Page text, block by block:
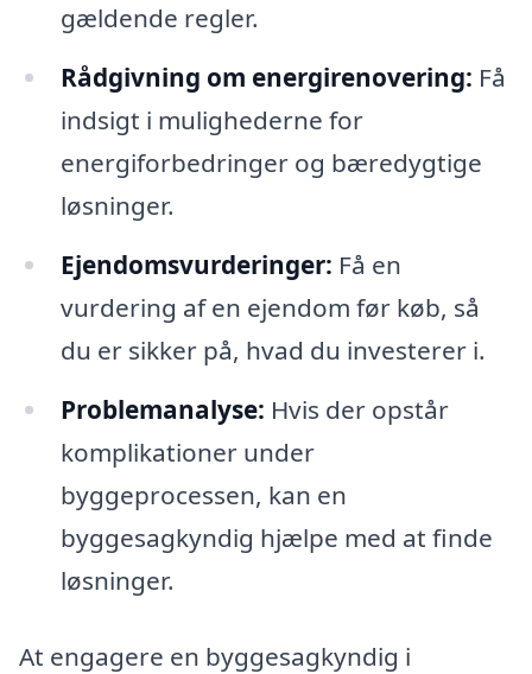
gældende regler.
Rådgivning om energirenovering: Få
indsigt i mulighederne for
energiforbedringer og bæredygtige
løsninger.
Ejendomsvurderinger: Få en
vurdering af en ejendom før køb, så
du er sikker på, hvad du investerer i.
Problemanalyse: Hvis der opstår
komplikationer under
byggeprocessen, kan en
byggesagkyndig hjælpe med at finde
løsninger.
At engagere en byggesagkyndig i